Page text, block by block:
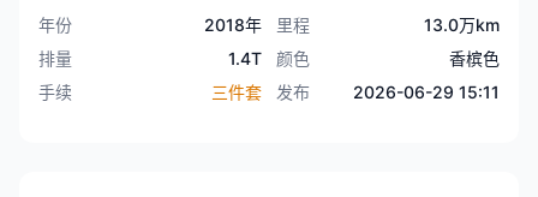
年份 2018年 里程
13.0万km
排量
1.4T 颜色
香槟色
手续
三件套 发布 2026-06-29 15:11